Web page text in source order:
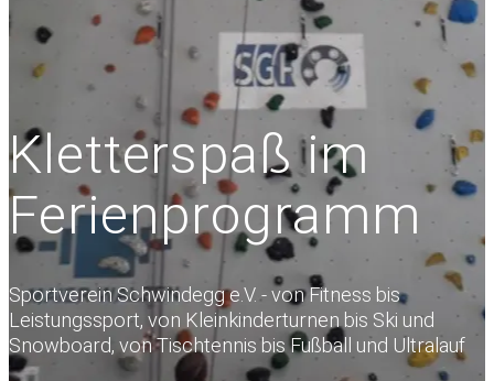
Kletterspaß im
Ferienprogramm
Sportverein Schwindegg e.V. - von Fitness bis
Leistungssport, von Kleinkinderturnen bis Ski und
Snowboard, von Tischtennis bis Fußball und Ultralauf